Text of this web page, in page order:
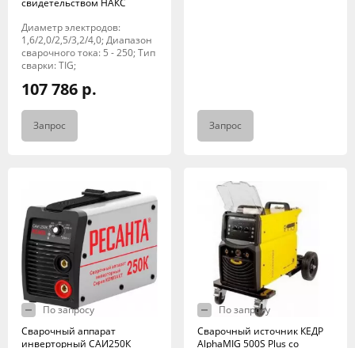
свидетельством НАКС
Диаметр электродов:
1,6/2,0/2,5/3,2/4,0; Диапазон
сварочного тока: 5 - 250; Тип
сварки: TIG;
107 786 р.
Запрос Запрос
По запросу
Сварочный аппарат
инверторный САИ250К
По запросу
Сварочный источник КЕДР
AlphaMIG 500S Plus со